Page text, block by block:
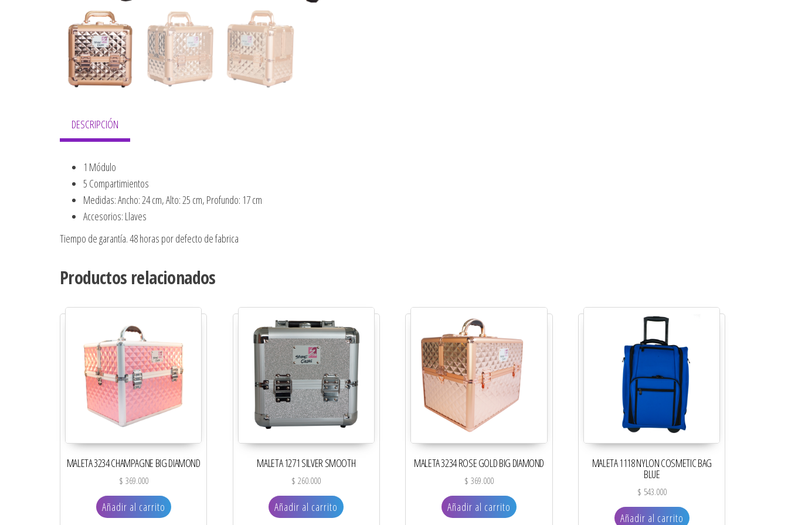
DESCRIPCIÓN
1 Módulo
5 Compartimientos
Medidas: Ancho: 24 cm, Alto: 25 cm, Profundo: 17 cm
Accesorios: Llaves
Tiempo de garantía. 48 horas por defecto de fabrica
Productos relacionados
MALETA 3234 CHAMPAGNE BIG DIAMOND
$ 369.000
Añadir al carrito
MALETA 1271 SILVER SMOOTH
$ 260.000
Añadir al carrito
MALETA 3234 ROSE GOLD BIG DIAMOND
$ 369.000
Añadir al carrito
MALETA 1118 NYLON COSMETIC BAG
BLUE
$ 543.000
Añadir al carrito